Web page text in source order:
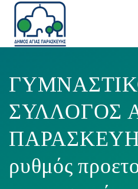
ΣΥΛΛΟΓΟΣ
ρυθμός